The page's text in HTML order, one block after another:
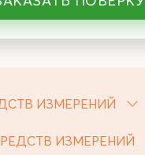
ИЗМЕРЕНИЙ
ИЗМЕРЕНИЙ